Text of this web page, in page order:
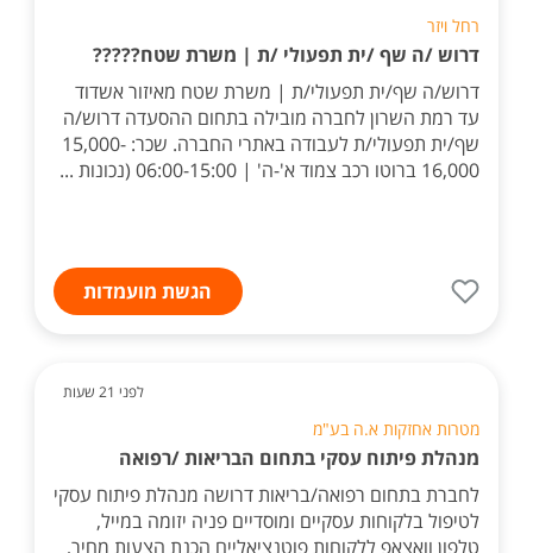
רחל ויזר
דרוש /ה שף /ית תפעולי /ת | משרת שטח?????
דרוש/ה שף/ית תפעולי/ת | משרת שטח מאיזור אשדוד
עד רמת השרון לחברה מובילה בתחום ההסעדה דרוש/ה
שף/ית תפעולי/ת לעבודה באתרי החברה. שכר: 15,000-
16,000 ברוטו רכב צמוד א'-ה' | 06:00-15:00 (נכונות ...
הגשת מועמדות
לפני 21 שעות
מטרות אחזקות א.ה בע"מ
מנהלת פיתוח עסקי בתחום הבריאות /רפואה
לחברת בתחום רפואה/בריאות דרושה מנהלת פיתוח עסקי
לטיפול בלקוחות עסקיים ומוסדיים פניה יזומה במייל,
טלפון וואצאפ ללקוחות פוטנציאליים הכנת הצעות מחיר,